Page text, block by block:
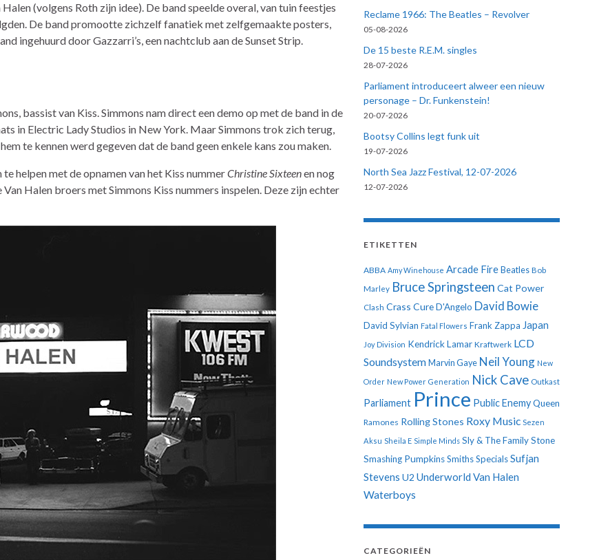
(volgens Roth zijn idee). De band speelde overal, van tuin feestjes
De band promootte zichzelf fanatiek met zelfgemaakte posters,
ingehuurd door Gazzarri’s, een nachtclub aan de Sunset Strip.
bassist van Kiss. Simmons nam direct een demo op met de band in de
in Electric Lady Studios in New York. Maar Simmons trok zich terug,
te kennen werd gegeven dat de band geen enkele kans zou maken.
helpen met de opnamen van het Kiss nummerChristine Sixteenen nog
Halen broers met Simmons Kiss nummers inspelen. Deze zijn echter
Reclame 1966: The Beatles – Revolver
05-08-2026
De 15 beste R.E.M. singles
28-07-2026
Parliament introduceert alweer een nieuw
personage – Dr. Funkenstein!
20-07-2026
Bootsy Collins legt funk uit
19-07-2026
North Sea Jazz Festival, 12-07-2026
12-07-2026
ETIKETTEN
ABBA Amy Winehouse Arcade Fire Beatles Bob
Marley Bruce Springsteen Cat Power
Clash Crass CureD'Angelo David Bowie
David Sylvian Fatal Flowers Frank Zappa Japan
Joy Division Kendrick Lamar Kraftwerk LCD
Soundsystem Marvin Gaye Neil Young New
Order New Power Generation Nick Cave Outkast
Parliament Prince Public EnemyQueen
Ramones Rolling Stones Roxy Music Sezen
Aksu Sheila E Simple Minds Sly & The Family Stone
Smashing PumpkinsSmithsSpecialsSufjan
Stevens U2 Underworld Van Halen
Waterboys
CATEGORIEËN